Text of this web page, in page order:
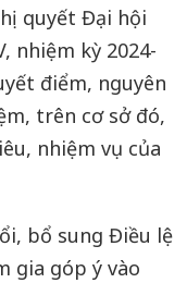
quyết Đại hội
nhiệm kỳ 2024-
điểm, nguyên
trên cơ sở đó,
nhiệm vụ của
bổ sung Điều lệ
gia góp ý vào